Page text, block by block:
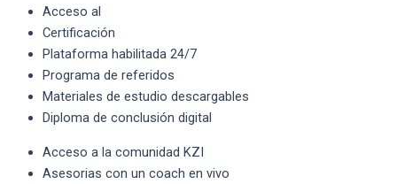
Acceso al
Certificación
Plataforma habilitada 24/7
Programa de referidos
Materiales de estudio descargables
Diploma de conclusión digital
Acceso a la comunidad KZI
Asesorias con un coach en vivo